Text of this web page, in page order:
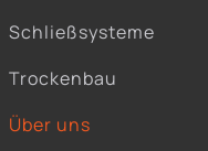
Schließsysteme
Trockenbau
Über uns